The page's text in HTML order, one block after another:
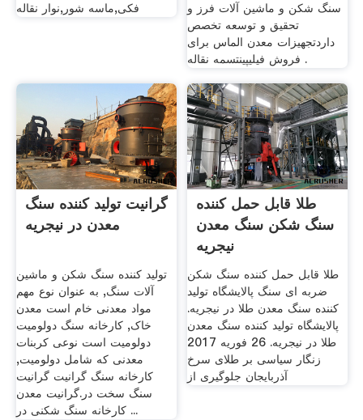
فکی,ماسه شور,نوار نقاله
سنگ شکن و ماشین آلات فرز و
تحقیق و توسعه تخصص
داردتجهیزات معدن الماس برای
فروش فیلیپینتسمه نقاله .
گرانیت تولید کننده سنگ
معدن در نیجریه
تولید کننده سنگ شکن و ماشین
آلات سنگ, به عنوان نوع مهم
مواد معدنی خام است معدن
خاک, کارخانه سنگ دولومیت
دولومیت است نوعی کربنات
معدنی که شامل دولومیت,
کارخانه سنگ گرانیت گرانیت
سنگ سخت در.گرانیت معدن
کارخانه سنگ شکنی در ...
طلا قابل حمل کننده
سنگ شکن سنگ معدن
نیجریه
طلا قابل حمل کننده سنگ شکن
ضربه ای سنگ پالایشگاه تولید
کننده سنگ معدن طلا در نیجریه.
پالایشگاه تولید کننده سنگ معدن
طلا در نیجریه. 26 فوریه 2017
زنگار سیاسی بر طلای سرخ
آذربایجان جلوگیری از